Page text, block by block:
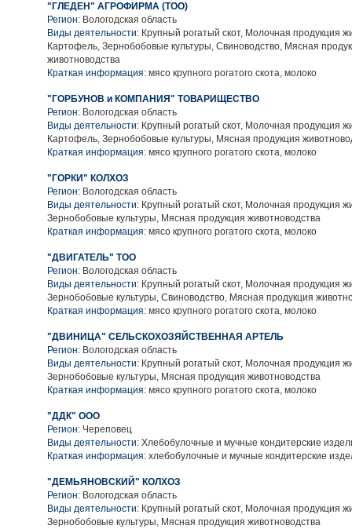
"ГЛЕДЕН" АГРОФИРМА (ТОО)
Регион: Вологодская область
Виды деятельности: Крупный рогатый скот, Молочная продукция
Картофель, Зернобобовые культуры, Свиноводство, Мясная
животноводства
Краткая информация: мясо крупного рогатого скота, молоко
"ГОРБУНОВ и КОМПАНИЯ" ТОВАРИЩЕСТВО
Регион: Вологодская область
Виды деятельности: Крупный рогатый скот, Молочная продукция
Картофель, Зернобобовые культуры, Мясная продукция
Краткая информация: мясо крупного рогатого скота, молоко
"ГОРКИ" КОЛХОЗ
Регион: Вологодская область
Виды деятельности: Крупный рогатый скот, Молочная продукция
Зернобобовые культуры, Мясная продукция животноводства
Краткая информация: мясо крупного рогатого скота, молоко
"ДВИГАТЕЛЬ" ТОО
Регион: Вологодская область
Виды деятельности: Крупный рогатый скот, Молочная продукция
Зернобобовые культуры, Свиноводство, Мясная продукция
Краткая информация: мясо крупного рогатого скота, молоко
"ДВИНИЦА" СЕЛЬСКОХОЗЯЙСТВЕННАЯ АРТЕЛЬ
Регион: Вологодская область
Виды деятельности: Крупный рогатый скот, Молочная продукция
Зернобобовые культуры, Мясная продукция животноводства
Краткая информация: мясо крупного рогатого скота, молоко
"ДДК" ООО
Регион: Череповец
Виды деятельности: Хлебобулочные и мучные кондитерские
Краткая информация: хлебобулочные и мучные кондитерские
"ДЕМЬЯНОВСКИЙ" КОЛХОЗ
Регион: Вологодская область
Виды деятельности: Крупный рогатый скот, Молочная продукция
Зернобобовые культуры, Мясная продукция животноводства